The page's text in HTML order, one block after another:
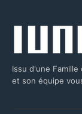
Issu d'une
et son équipe